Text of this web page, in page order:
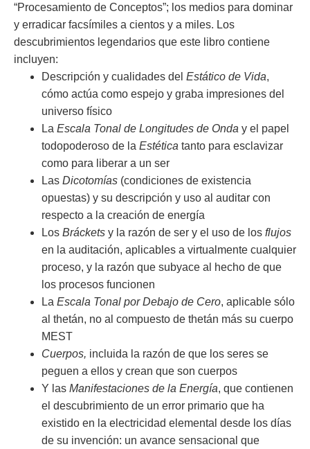
“Procesamiento de Conceptos”; los medios para dominar
y erradicar facsímiles a cientos y a miles. Los
descubrimientos legendarios que este libro contiene
incluyen:
Descripción y cualidades del Estático de Vida,
cómo actúa como espejo y graba impresiones del
universo físico
La Escala Tonal de Longitudes de Onda y el papel
todopoderoso de la Estética tanto para esclavizar
como para liberar a un ser
Las Dicotomías (condiciones de existencia
opuestas) y su descripción y uso al auditar con
respecto a la creación de energía
Los Bráckets y la razón de ser y el uso de los flujos
en la auditación, aplicables a virtualmente cualquier
proceso, y la razón que subyace al hecho de que
los procesos funcionen
La Escala Tonal por Debajo de Cero, aplicable sólo
al thetán, no al compuesto de thetán más su cuerpo
MEST
Cuerpos, incluida la razón de que los seres se
peguen a ellos y crean que son cuerpos
Y las Manifestaciones de la Energía, que contienen
el descubrimiento de un error primario que ha
existido en la electricidad elemental desde los días
de su invención: un avance sensacional que